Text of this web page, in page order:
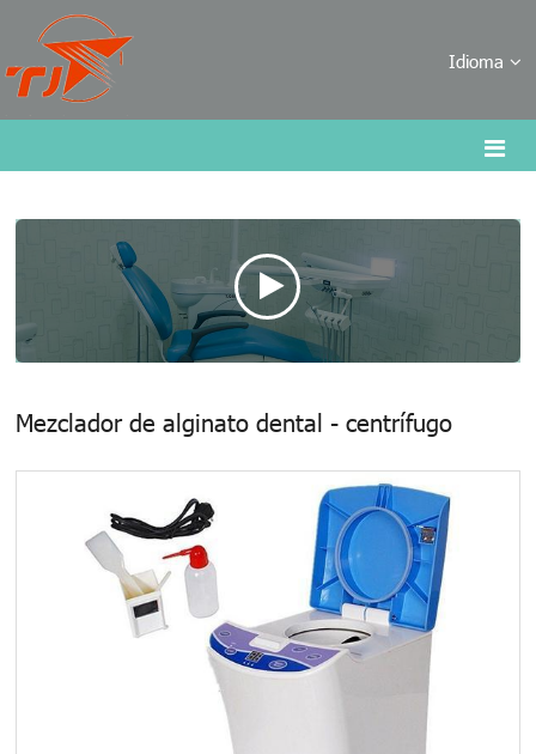
Idioma
Mezclador de alginato dental - centrífugo